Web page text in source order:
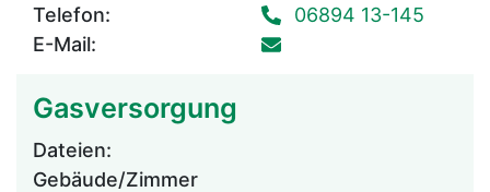
Telefon:
06894 13-145
E-Mail:
Gasversorgung
Dateien:
Gebäude/Zimmer